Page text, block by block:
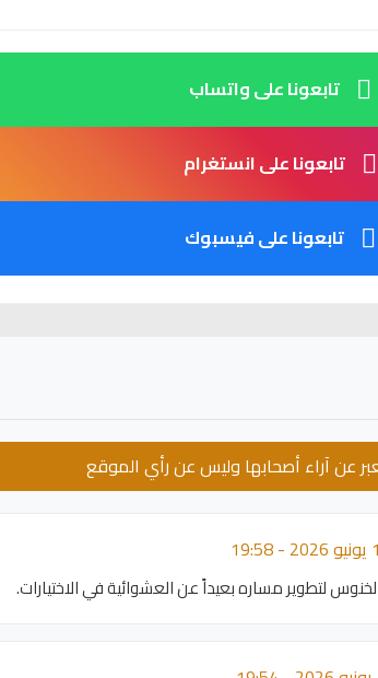
تابعونا على واتساب
تابعونا على انستغرام
تابعونا على فيسبوك
عن آراء أصحابها وليس عن رأي الموقع
لتطوير مساره بعيداً عن العشوائية في الاختيارات.